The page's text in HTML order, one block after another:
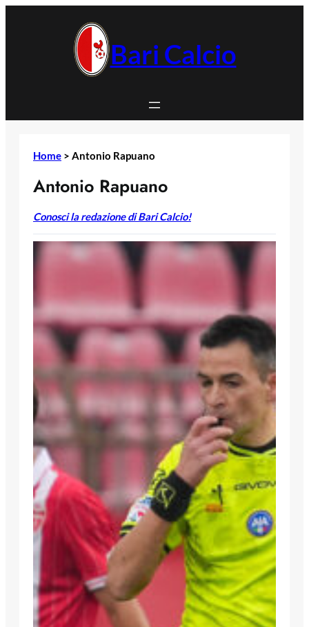
Bari Calcio
Home > Antonio Rapuano
Antonio Rapuano
Conosci la redazione di Bari Calcio!